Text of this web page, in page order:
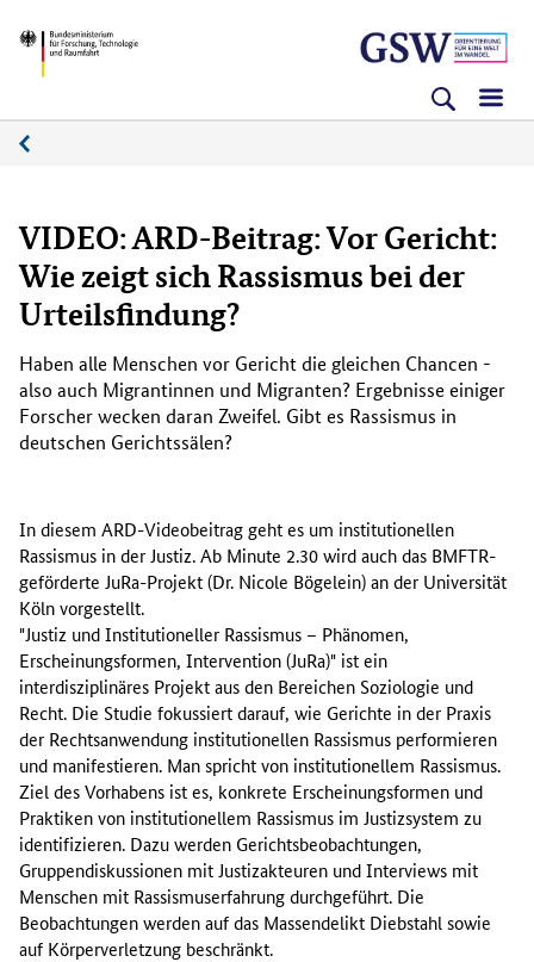
zum
(Eingabetaste)
zum
(Eingabetaste)
zur
(Eingabetaste)
BMFTR
VIDEO: ARD-Beitrag: Vor Gericht:
Wie zeigt sich Rassismus bei der
Urteilsfindung?
Haben alle Menschen vor Gericht die gleichen Chancen -
also auch Migrantinnen und Migranten? Ergebnisse einiger
Forscher wecken daran Zweifel. Gibt es Rassismus in
deutschen Gerichtssälen?
In diesem ARD-Videobeitrag geht es um institutionellen
Rassismus in der Justiz. Ab Minute 2.30 wird auch das BMFTR-
geförderte JuRa-Projekt (Dr. Nicole Bögelein) an der Universität
Köln vorgestellt.
"Justiz und Institutioneller Rassismus – Phänomen,
Erscheinungsformen, Intervention (JuRa)" ist ein
interdisziplinäres Projekt aus den Bereichen Soziologie und
Recht. Die Studie fokussiert darauf, wie Gerichte in der Praxis
der Rechtsanwendung institutionellen Rassismus performieren
und manifestieren. Man spricht von institutionellem Rassismus.
Ziel des Vorhabens ist es, konkrete Erscheinungsformen und
Praktiken von institutionellem Rassismus im Justizsystem zu
identifizieren. Dazu werden Gerichtsbeobachtungen,
Gruppendiskussionen mit Justizakteuren und Interviews mit
Menschen mit Rassismuserfahrung durchgeführt. Die
Beobachtungen werden auf das Massendelikt Diebstahl sowie
auf Körperverletzung beschränkt.